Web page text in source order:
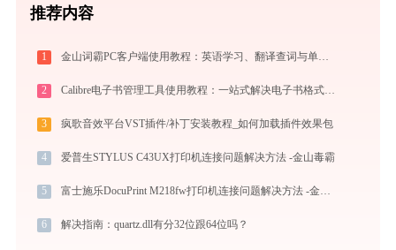
推荐内容
1 金山词霸PC客户端使用教程：英语学习、翻译查词与单词记忆的一站式语言助手
2 Calibre电子书管理工具使用教程：一站式解决电子书格式转换、元数据管理与设备同步
3 疯歌音效平台VST插件/补丁安装教程_如何加载插件效果包
4 爱普生STYLUS C43UX打印机连接问题解决方法 -金山毒霸
5 富士施乐DocuPrint M218fw打印机连接问题解决方法 -金山毒霸
6 解决指南：quartz.dll有分32位跟64位吗？